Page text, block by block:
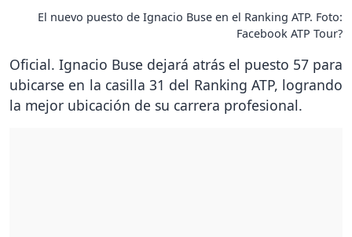
El nuevo puesto de Ignacio Buse en el Ranking ATP. Foto:
Facebook ATP Tour?
Oficial. Ignacio Buse dejará atrás el puesto 57 para
ubicarse en la casilla 31 del Ranking ATP, logrando
la mejor ubicación de su carrera profesional.